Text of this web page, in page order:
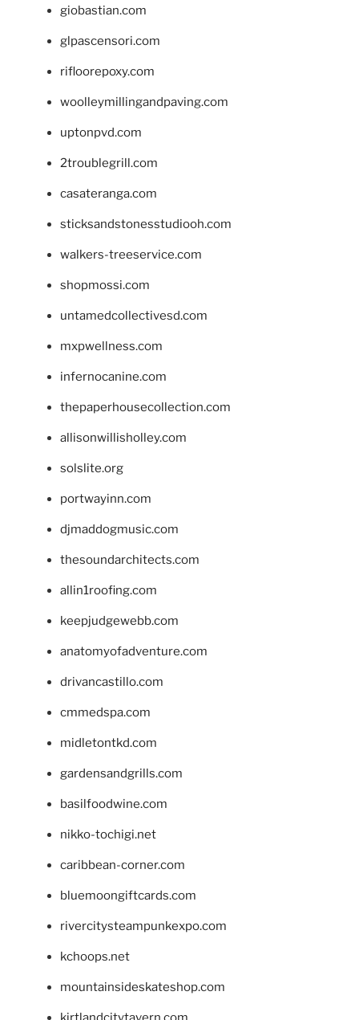
giobastian.com
glpascensori.com
rifloorepoxy.com
woolleymillingandpaving.com
uptonpvd.com
2troublegrill.com
casateranga.com
sticksandstonesstudiooh.com
walkers-treeservice.com
shopmossi.com
untamedcollectivesd.com
mxpwellness.com
infernocanine.com
thepaperhousecollection.com
allisonwillisholley.com
solslite.org
portwayinn.com
djmaddogmusic.com
thesoundarchitects.com
allin1roofing.com
keepjudgewebb.com
anatomyofadventure.com
drivancastillo.com
cmmedspa.com
midletontkd.com
gardensandgrills.com
basilfoodwine.com
nikko-tochigi.net
caribbean-corner.com
bluemoongiftcards.com
rivercitysteampunkexpo.com
kchoops.net
mountainsideskateshop.com